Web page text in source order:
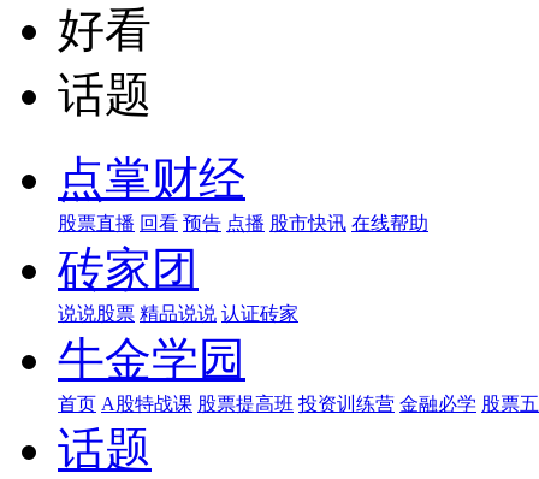
好看
话题
点掌财经
股票直播 回看 预告 点播 股市快讯 在线帮助
砖家团
说说股票 精品说说 认证砖家
牛金学园
首页 A股特战课 股票提高班 投资训练营 金融必学 股票
话题